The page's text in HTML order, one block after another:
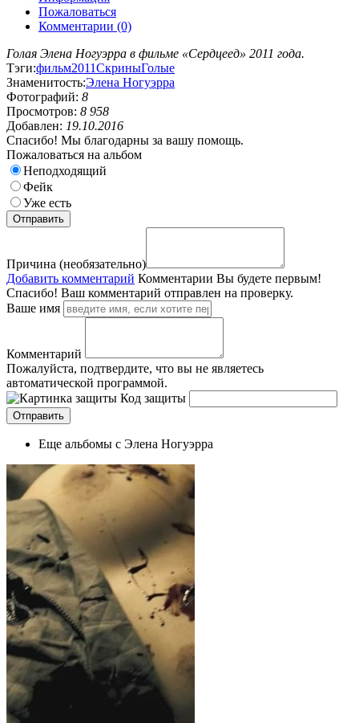
Пожаловаться
Комментарии (0)
Голая Элена Ногуэрра в фильме «Сердцеед» 2011 года.
Тэги:фильм2011СкриныГолые
Знаменитость:Элена Ногуэрра
Фотографий: 8
Просмотров: 8 958
Добавлен: 19.10.2016
Спасибо! Мы благодарны за вашу помощь.
Пожаловаться на альбом
Неподходящий
Фейк
Уже есть
Причина (необязательно)
Добавить комментарий Комментарии Вы будете первым!
Спасибо! Ваш комментарий отправлен на проверку.
Ваше имя
Комментарий
Пожалуйста, подтвердите, что вы не являетесь
автоматической программой.
Код защиты
Еще альбомы с Элена Ногуэрра